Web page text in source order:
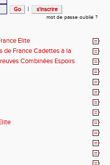
|
mot de passe oublié ?
Elite
de France Cadettes à la
Combinées Espoirs